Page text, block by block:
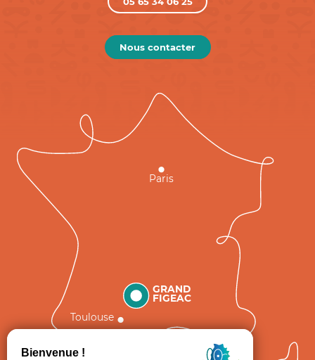
Nous contacter
GRAND
FIGEAC
Toulouse
Paris